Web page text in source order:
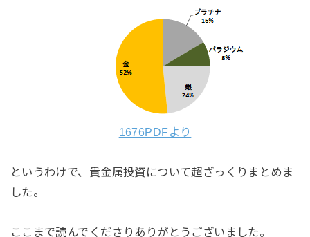
1676PDFより
というわけで、貴金属投資について超ざっくりまとめま
した。
ここまで読んでくださりありがとうございました。